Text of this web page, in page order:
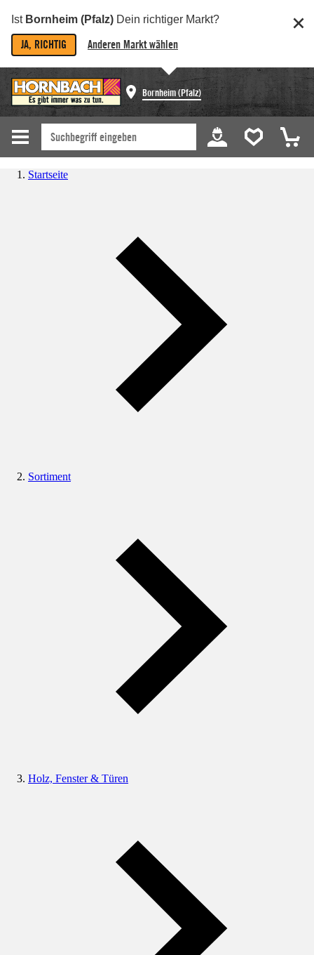
Ist Bornheim (Pfalz) Dein richtiger Markt?
JA, RICHTIG Anderen Markt wählen
Bornheim (Pfalz)
Startseite
Sortiment
Holz, Fenster & Türen